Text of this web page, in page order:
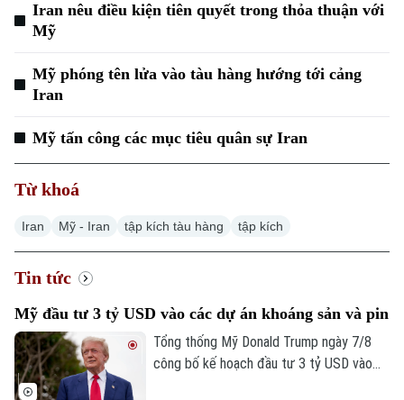
Iran nêu điều kiện tiên quyết trong thỏa thuận với
Mỹ
Mỹ phóng tên lửa vào tàu hàng hướng tới cảng
Iran
Mỹ tấn công các mục tiêu quân sự Iran
Từ khoá
Iran Mỹ - Iran tập kích tàu hàng tập kích
Tin tức
Mỹ đầu tư 3 tỷ USD vào các dự án khoáng sản và pin
Tổng thống Mỹ Donald Trump ngày 7/8
công bố kế hoạch đầu tư 3 tỷ USD vào